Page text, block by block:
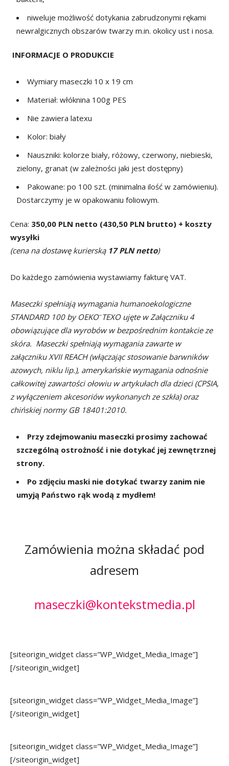
niweluje możliwość dotykania zabrudzonymi rękami
newralgicznych obszarów twarzy m.in. okolicy ust i nosa.
INFORMACJE O PRODUKCIE
Wymiary maseczki 10 x 19 cm
Materiał: włóknina 100g PES
Nie zawiera latexu
Kolor: biały
Nauszniki: kolorze biały, różowy, czerwony, niebieski,
zielony, granat (w zależności jaki jest dostępny)
Pakowane: po 100 szt. (minimalna ilość w zamówieniu).
Dostarczymy je w opakowaniu foliowym.
Cena: 350,00 PLN netto (430,50 PLN brutto) + koszty
wysyłki
(cena na dostawę kurierską 17 PLN netto)
Do każdego zamówienia wystawiamy fakturę VAT.
Maseczki spełniają wymagania humanoekologiczne
STANDARD 100 by OEKO–TEXO ujęte w Załączniku 4
obowiązujące dla wyrobów w bezpośrednim kontakcie ze
skóra. Maseczki spełniają wymagania zawarte w
załączniku XVII REACH (włączając stosowanie barwników
azowych, niklu lip.), amerykańskie wymagania odnośnie
całkowitej zawartości ołowiu w artykułach dla dzieci (CPSIA,
z wyłączeniem akcesoriów wykonanych ze szkła) oraz
chińskiej normy GB 18401:2010.
Przy zdejmowaniu maseczki prosimy zachować
szczególną ostrożność i nie dotykać jej zewnętrznej
strony.
Po zdjęciu maski nie dotykać twarzy zanim nie
umyją Państwo rąk wodą z mydłem!
Zamówienia można składać pod
adresem
maseczki@kontekstmedia.pl
[siteorigin_widget class=”WP_Widget_Media_Image”]
[/siteorigin_widget]
[siteorigin_widget class=”WP_Widget_Media_Image”]
[/siteorigin_widget]
[siteorigin_widget class=”WP_Widget_Media_Image”]
[/siteorigin_widget]